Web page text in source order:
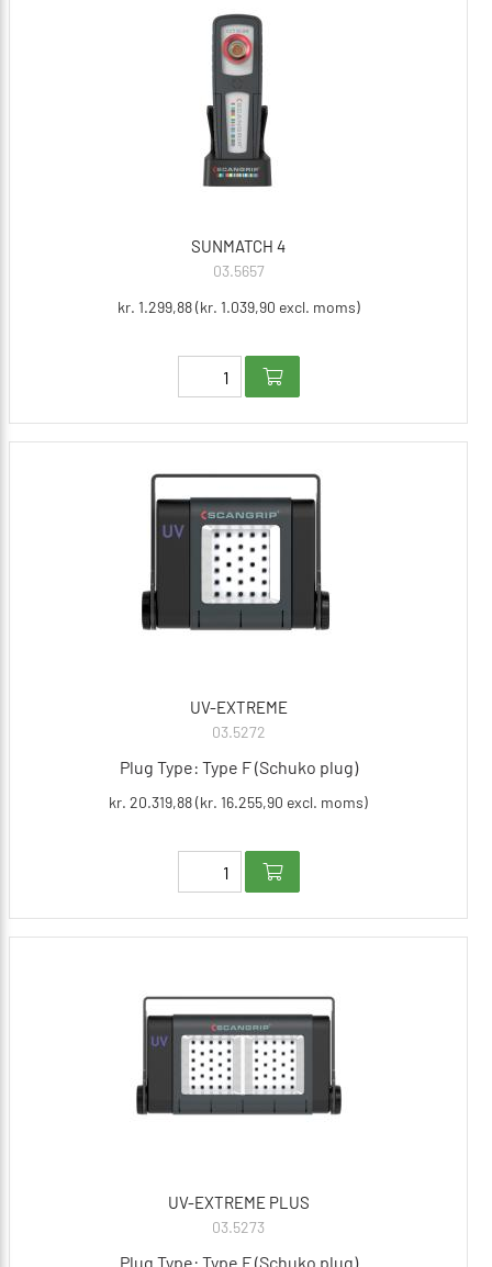
SUNMATCH 4
03.5657
kr. 1.299,88 (kr. 1.039,90 excl. moms)
UV-EXTREME
03.5272
Plug Type: Type F (Schuko plug)
kr. 20.319,88 (kr. 16.255,90 excl. moms)
UV-EXTREME PLUS
03.5273
Plug Type: Type F (Schuko plug)